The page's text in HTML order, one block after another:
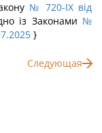
№ 720-IX від
із Законами №
}
Следующая